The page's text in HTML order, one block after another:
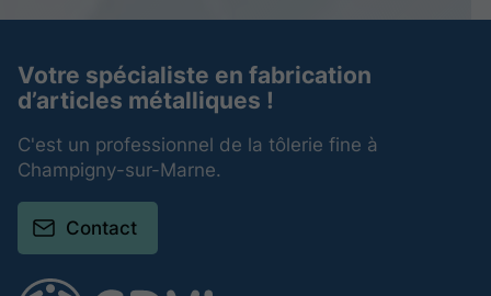
Votre spécialiste en fabrication
d’articles métalliques !
C'est un professionnel de la tôlerie fine à
Champigny-sur-Marne.
Contact